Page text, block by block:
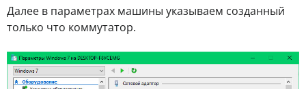
Далее в параметрах машины указываем созданный
только что коммутатор.